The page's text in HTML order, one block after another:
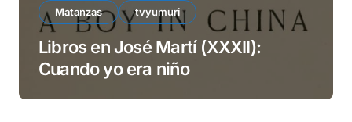
Matanzas tvyumuri
Libros en José Martí (XXXII):
Cuando yo era niño